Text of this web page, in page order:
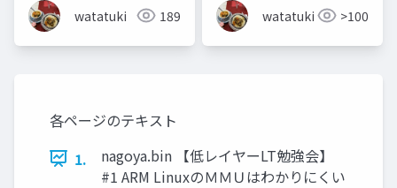
watatuki 189 watatuki >100
各ページのテキスト
1.
nagoya.bin 【低レイヤーLT勉強会】
#1 ARM LinuxのＭＭＵはわかりにくい